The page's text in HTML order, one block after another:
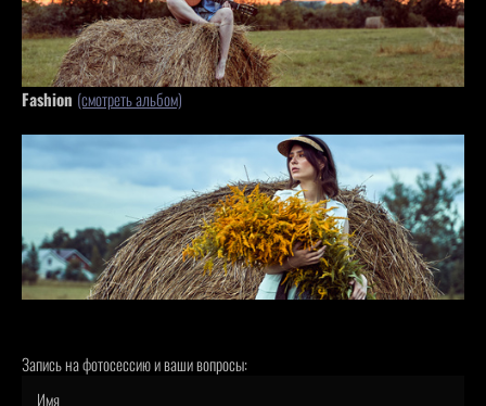
Fashion (смотреть альбом)
Запись на фотосессию и ваши вопросы: